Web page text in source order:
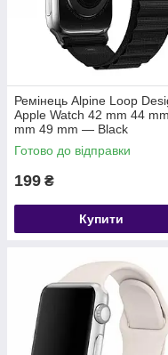
Ремінець Alpine Loop
Apple Watch 42 mm 44
mm 49 mm — Black
Готово до відправки
199 ₴
Купити